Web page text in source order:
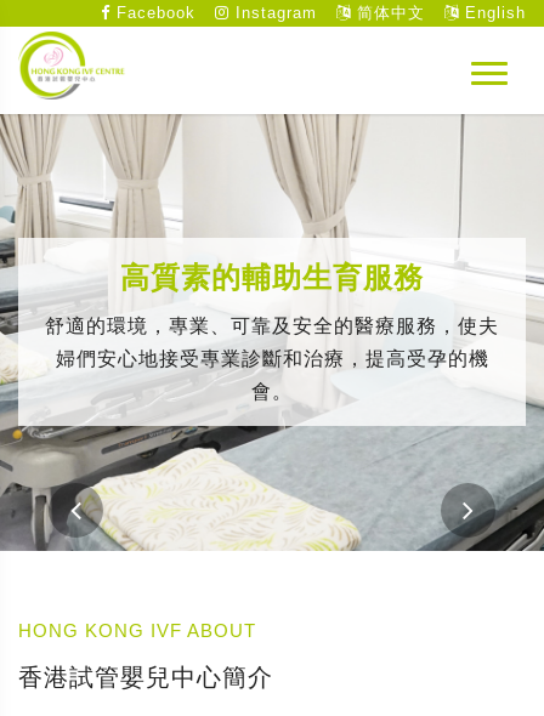
Facebook Instagram 简体中文 English
高質素的輔助生育服務
舒適的環境，專業、可靠及安全的醫療服務，使夫
婦們安心地接受專業診斷和治療，提高受孕的機
會。
HONG KONG IVF ABOUT
香港試管嬰兒中心簡介